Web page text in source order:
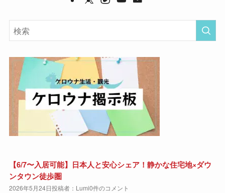
【6/7〜入居可能】日本人と安心シェア！静かな住宅地×ダウ
ンタウン徒歩圏
2026年5月24日投稿者：Lumi0件のコメント